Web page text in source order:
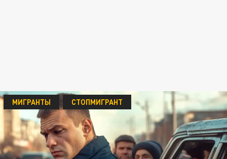
МИГРАНТЫ СТОПМИГРАНТ